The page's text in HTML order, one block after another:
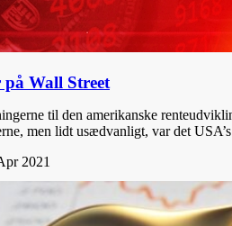
på Wall Street
til den amerikanske
men lidt usædvanligt, var det
2021